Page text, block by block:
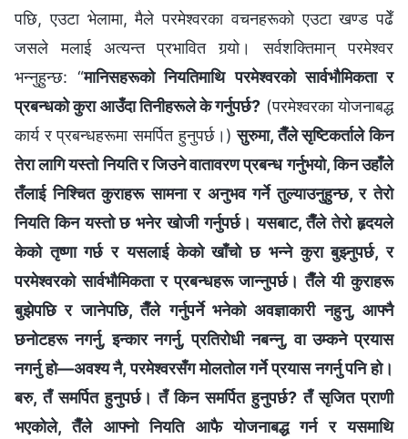
पछि, एउटा भेलामा, मैले परमेश्‍वरका वचनहरूको एउटा खण्ड पढेँ
जसले मलाई अत्यन्त प्रभावित गर्‍यो। सर्वशक्तिमान्‌ परमेश्‍वर
भन्‍नुहुन्छ: “मानिसहरूको नियतिमाथि परमेश्‍वरको सार्वभौमिकता र
प्रबन्धको कुरा आउँदा तिनीहरूले के गर्नुपर्छ? (परमेश्‍वरका योजनाबद्ध
कार्य र प्रबन्धहरूमा समर्पित हुनुपर्छ।)सुरुमा, तैँले सृष्टिकर्ताले किन
तेरा लागि यस्तो नियति र जिउने वातावरण प्रबन्ध गर्नुभयो, किन उहाँले
तँलाई निश्‍चित कुराहरू सामना र अनुभव गर्ने तुल्याउनुहुन्छ, र तेरो
नियति किन यस्तो छ भनेर खोजी गर्नुपर्छ। यसबाट, तैँले तेरो हृदयले
केको तृष्णा गर्छ र यसलाई केको खाँचो छ भन्‍ने कुरा बुझ्‍नुपर्छ, र
परमेश्‍वरको सार्वभौमिकता र प्रबन्धहरू जान्नुपर्छ। तैँले यी कुराहरू
बुझेपछि र जानेपछि, तैँले गर्नुपर्ने भनेको अवज्ञाकारी नहुनु, आफ्नै
छनोटहरू नगर्नु, इन्कार नगर्नु, प्रतिरोधी नबन्नु, वा उम्कने प्रयास
नगर्नु हो—अवश्य नै, परमेश्‍वरसँग मोलतोल गर्ने प्रयास नगर्नु पनि हो।
बरु, तँ समर्पित हुनुपर्छ। तँ किन समर्पित हुनुपर्छ? तँ सृजित प्राणी
भएकोले, तैँले आफ्‍नो नियति आफै योजनाबद्ध गर्न र यसमाथि